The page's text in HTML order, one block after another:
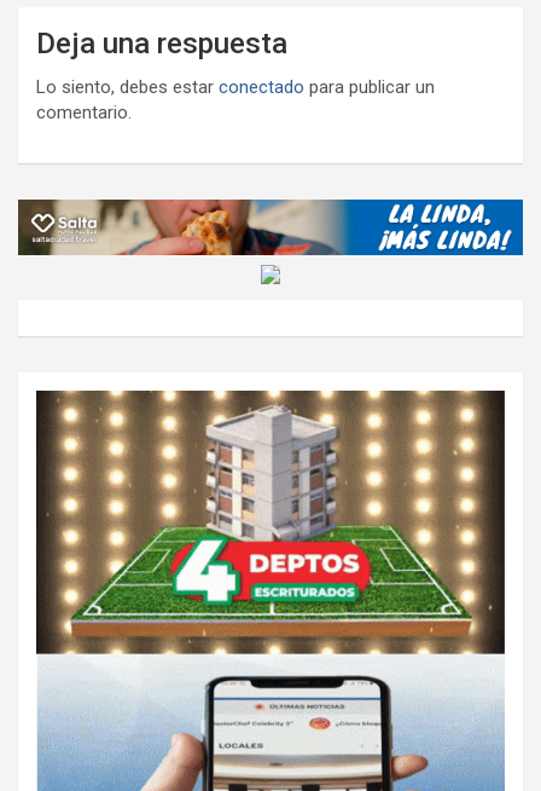
Deja una respuesta
Lo siento, debes estar conectado para publicar un
comentario.